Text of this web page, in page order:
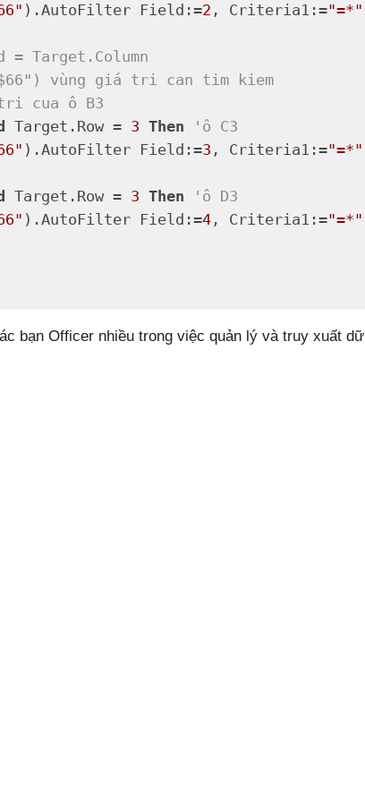
).AutoFilter Field:=2 , Criteria1:="=*"
Target.Column
vùng giá tri can tim kiem
cua ô B3
Target.Row = 3 Then
'ô C3
).AutoFilter Field:=3 , Criteria1:="=*"
Target.Row = 3 Then
'ô D3
).AutoFilter Field:=4, Criteria1:="=*"
bạn Officer nhiều trong việc quản lý và truy xuất dữ